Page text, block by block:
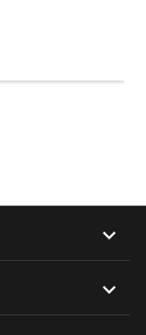

